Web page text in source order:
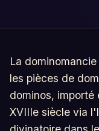
La
les pièces de
dominos, importé
XVIIIe siècle via